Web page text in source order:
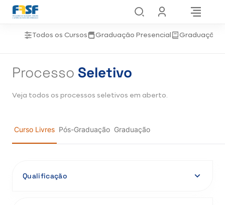
Pular
para
conteúdo
Todos os Cursos Graduação Presencial Graduação
Processo Seletivo
Veja todos os processos seletivos em aberto.
Curso Livres Pós-Graduação Graduação
Qualificação